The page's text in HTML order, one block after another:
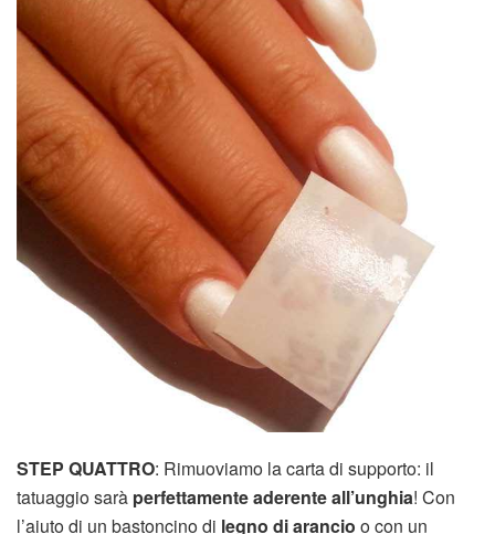
STEP QUATTRO: Rimuoviamo la carta di supporto: il
tatuaggio sarà perfettamente aderente all’unghia! Con
l’aiuto di un bastoncino di legno di arancio o con un